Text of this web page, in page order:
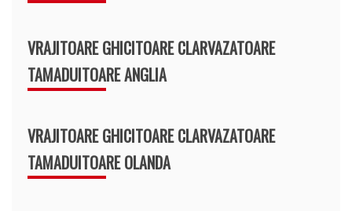
VRAJITOARE GHICITOARE CLARVAZATOARE
TAMADUITOARE ANGLIA
VRAJITOARE GHICITOARE CLARVAZATOARE
TAMADUITOARE OLANDA